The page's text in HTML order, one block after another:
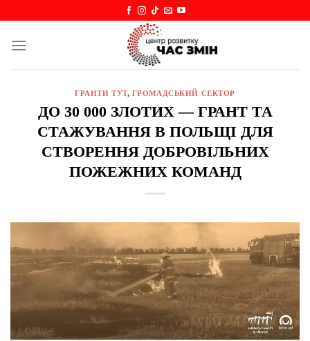
content
ГРАНТИ ТУТ, ГРОМАДСЬКИЙ СЕКТОР
ДО 30 000 ЗЛОТИХ — ГРАНТ ТА
СТАЖУВАННЯ В ПОЛЬЩІ ДЛЯ
СТВОРЕННЯ ДОБРОВІЛЬНИХ
ПОЖЕЖНИХ КОМАНД